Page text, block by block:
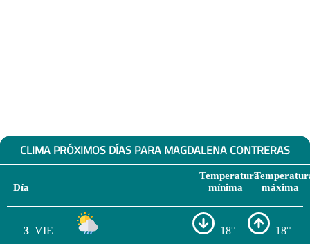
CLIMA PRÓXIMOS DÍAS PARA MAGDALENA CONTRERAS
Día
Temperatura
mínima
máxima
3 VIE 18° 18°